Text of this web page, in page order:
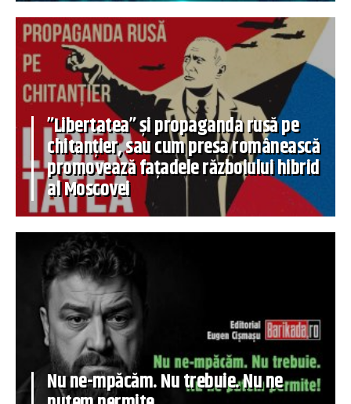
”Libertatea” și propaganda rusă pe
chitanțier, sau cum presa românească
promovează fațadele războiului hibrid
al Moscovei
Nu ne-mpăcăm. Nu trebuie. Nu ne